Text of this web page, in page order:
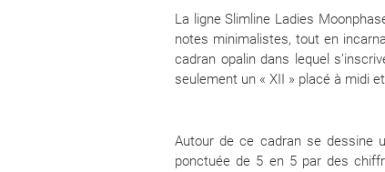
La ligne Slimline Ladies
notes minimalistes, tout en
cadran opalin dans lequel
seulement un « XII » placé à midi
Autour de ce cadran se dessine
ponctuée de 5 en 5 par des